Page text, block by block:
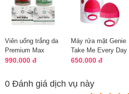
Viên uống trắng da
Premium Max
White Genie Hàn
990.000 đ
Máy rửa mặt Genie
Take Me Every Day
phiên bản mới
650.000 đ
0 Đánh giá dịch vụ này